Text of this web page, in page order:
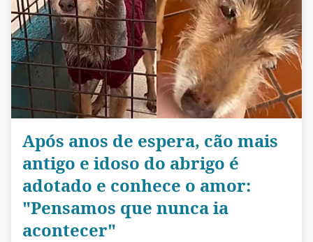
Após anos de espera, cão mais
antigo e idoso do abrigo é
adotado e conhece o amor:
"Pensamos que nunca ia
acontecer"